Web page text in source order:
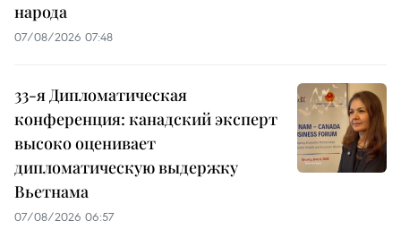
народа
07/08/2026 07:48
33-я Дипломатическая
конференция: канадский эксперт
высоко оценивает
дипломатическую выдержку
Вьетнама
07/08/2026 06:57